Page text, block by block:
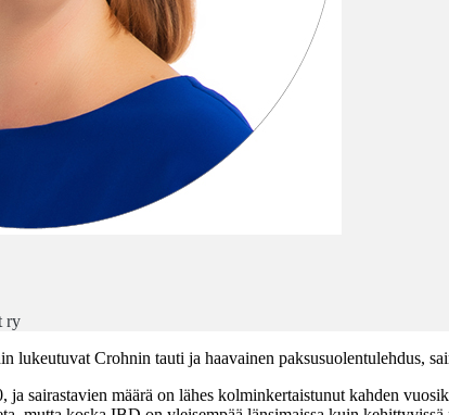
ry
lukeutuvat Crohnin tauti ja haavainen paksusuolentulehdus,
sairastavien määrä on lähes kolminkertaistunut kahden